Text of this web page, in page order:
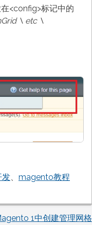
<config>标记中的
\ etc \
发、 magento教程
1中创建管理网格